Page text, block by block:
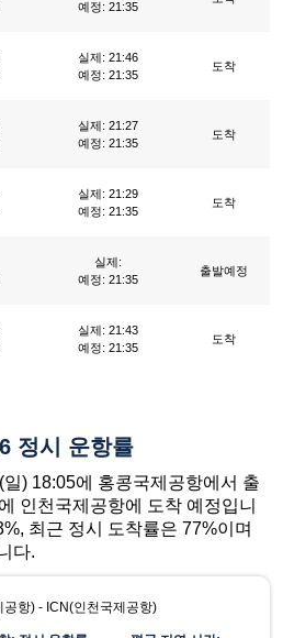
예정: 21:35
실제: 21:46
예정: 21:35
도착
실제: 21:27
예정: 21:35
도착
실제: 21:29
예정: 21:35
도착
실제:
예정: 21:35
출발예정
실제: 21:43
예정: 21:35
도착
정시 운항률
) 18:05에 홍콩국제공항에서 출
인천국제공항에 도착 예정입니
최근 정시 도착률은 77%이며
다.
공항) - ICN(인천국제공항)